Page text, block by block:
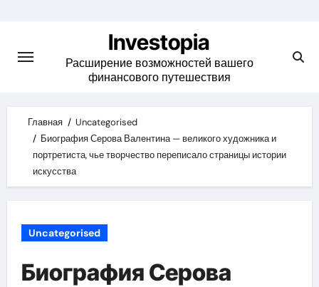
content
Investopia
Расширение возможностей вашего
финансового путешествия
Главная
Uncategorised
Биография Серова Валентина — великого художника и
портретиста, чье творчество переписало страницы истории
искусства
Uncategorised
Биография Серова